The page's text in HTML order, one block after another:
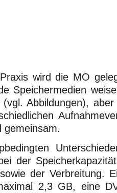
wird die MO
Speichermedien
Abbildungen),
gemeinsam.
der
der Verbreitung.
2,3 GB, eine